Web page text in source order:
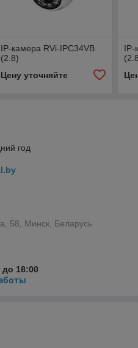
IP-камера RVi-IPC34VB
(2.8)
Цену уточняйте
IP-
год
58, Минск, Беларусь
до 18:00